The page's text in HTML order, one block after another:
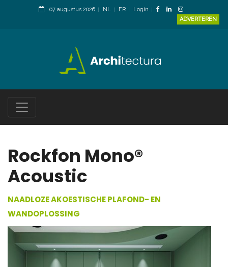
07 augustus 2026 NL FR
Login
ADVERTEREN
Rockfon Mono®
Acoustic
NAADLOZE AKOESTISCHE PLAFOND- EN
WANDOPLOSSING